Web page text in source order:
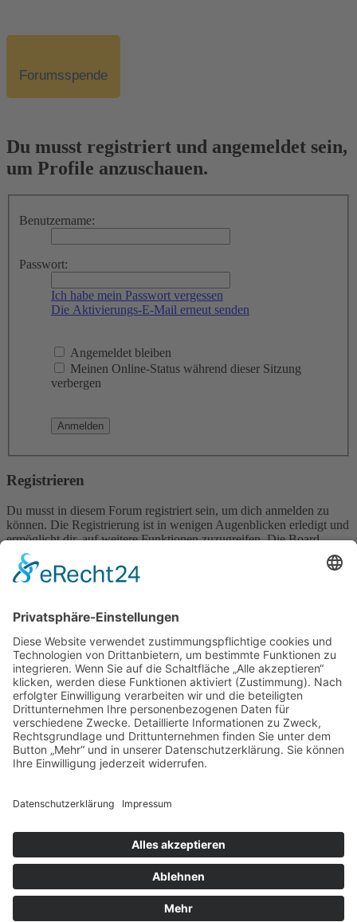
Forumsspende
Du musst registriert und angemeldet sein,
um Profile anzuschauen.
Benutzername:
Passwort:
Ich habe mein Passwort vergessen
Die Aktivierungs-E-Mail erneut senden
Angemeldet bleiben
Meinen Online-Status während dieser Sitzung
verbergen
Registrieren
Du musst in diesem Forum registriert sein, um dich anmelden zu
können. Die Registrierung ist in wenigen Augenblicken erledigt und
ermöglicht dir, auf weitere Funktionen zuzugreifen. Die Board-
Administration kann registrierten Benutzern auch zusätzliche
Berechtigungen zuweisen. Beachte bitte unsere
Nutzungsbedingungen und die verwandten Regelungen, bevor du
wenn du dich in diesem Board bewegst.
Nutzungsbedingungen|Datenschutzerklärung
Registrieren
Foren-Übersicht
Alle Zeiten sindUTC+02:00
Alle Cookies löschen
Powered byphpBB® Forum Software © phpBB Limited
Nutzungsbedingungen
Time: 0.022s
| Peak Memory Usage: 10.36 MiB | GZIP: Off